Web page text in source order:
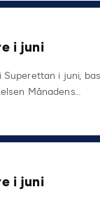
i juni
i juni,
Månadens…
i juni